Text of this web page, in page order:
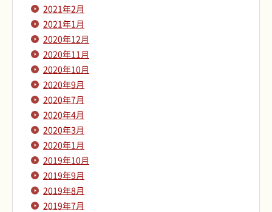
2021年2月
2021年1月
2020年12月
2020年11月
2020年10月
2020年9月
2020年7月
2020年4月
2020年3月
2020年1月
2019年10月
2019年9月
2019年8月
2019年7月